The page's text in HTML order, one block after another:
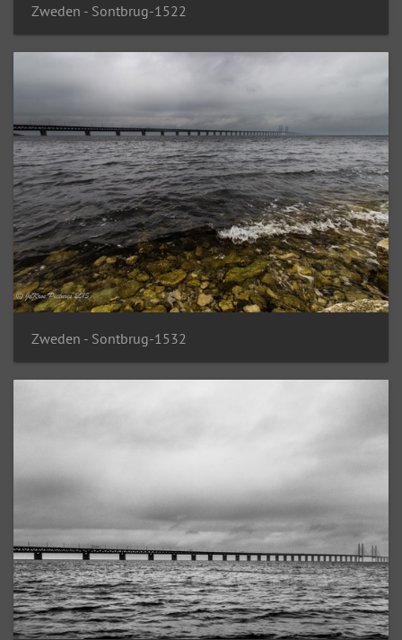
Zweden - Sontbrug-1522
Zweden - Sontbrug-1532